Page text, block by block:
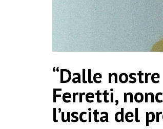
“Dalle
Ferretti,
l’uscita del